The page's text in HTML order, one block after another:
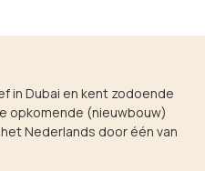
in Dubai en kent zodoende
opkomende (nieuwbouw)
Nederlands door één van